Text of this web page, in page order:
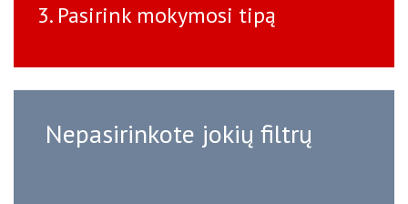
3. Pasirink mokymosi tipą
Nepasirinkote jokių filtrų